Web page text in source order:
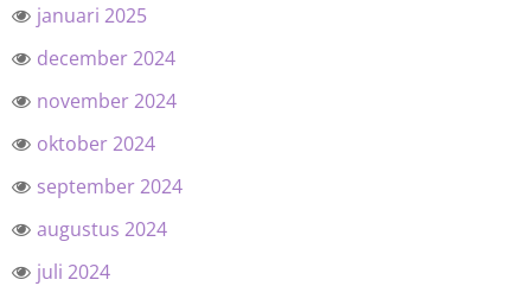
januari 2025
december 2024
november 2024
oktober 2024
september 2024
augustus 2024
juli 2024